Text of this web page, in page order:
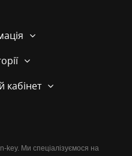
key. Ми спеціалізуємося на